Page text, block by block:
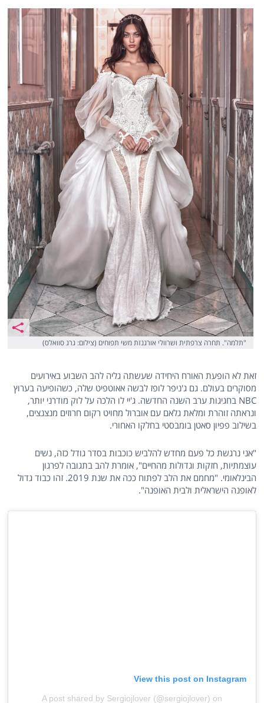
"תלמה". תחרה צרפתית ושרוולי אורגנזת משי תפוחים (צילום: גרג סוואלס)
זאת לא הופעת האורח היחידה שעשתה גליה להב השבוע באירועים
מסוקרים בעולם. גם ג'ניפר לופז לבשה אאוטפיט שלה, כשהופיעה בערוץ
NBC בחגיגות ערב השנה החדשה. ג'יי לו הלכה על לוק מודרני יותר,
ונראתה זוהרת ומלאת גלאם עם אוברול מחויט רקום חרוזים מנצנצים,
בשילוב פפיון סאטן בומבסטי בחלקו האחורי.
"אני נרגשת כל פעם מחדש להלביש כוכבות בסדר גודל כזה, נשים
עוצמתיות, חזקות וגדולות מהחיים", אומרת להב בתגובה לפרגון
הבינלאומי. "מחמם את הלב לפתוח ככה את שנת 2019. זהו כבוד גדול
לאופנה הישראלית ולבית האופנה".
View this post on Instagram
A post shared by Sergiojlover (@sergiojlover) on